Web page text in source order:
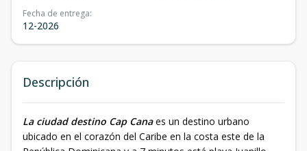
Fecha de entrega:
12-2026
Descripción
La ciudad destino Cap Canaes un destino urbano
ubicado en el corazón del Caribe en la costa este de la